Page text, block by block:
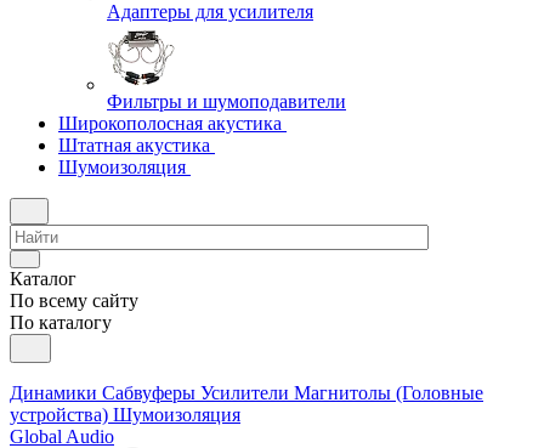
Адаптеры для усилителя
Фильтры и шумоподавители
Широкополосная акустика
Штатная акустика
Шумоизоляция
Каталог
По всему сайту
По каталогу
Динамики Сабвуферы Усилители Магнитолы (Головные
устройства) Шумоизоляция
Global Audio